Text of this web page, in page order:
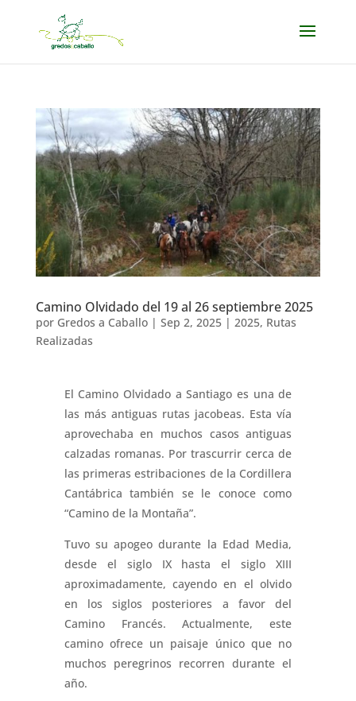
Camino Olvidado del 19 al 26 septiembre 2025
por Gredos a Caballo| Sep 2, 2025| 2025, Rutas
Realizadas
El Camino Olvidado a Santiago es una de
las más antiguas rutas jacobeas. Esta vía
aprovechaba en muchos casos antiguas
calzadas romanas. Por trascurrir cerca de
las primeras estribaciones de la Cordillera
Cantábrica también se le conoce como
“Camino de la Montaña”.
Tuvo su apogeo durante la Edad Media,
desde el siglo IX hasta el siglo XIII
aproximadamente, cayendo en el olvido
en los siglos posteriores a favor del
Camino Francés. Actualmente, este
camino ofrece un paisaje único que no
muchos peregrinos recorren durante el
año.